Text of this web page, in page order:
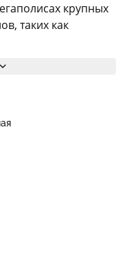
крупных
таких как